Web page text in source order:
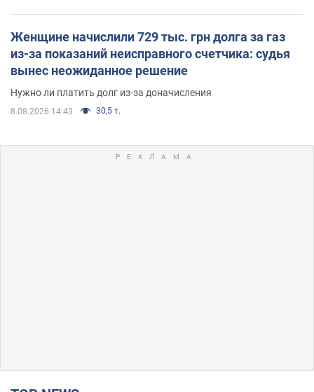
Женщине начислили 729 тыс. грн долга за газ
из-за показаний неисправного счетчика: судья
вынес неожиданное решение
Нужно ли платить долг из-за доначисления
8.08.2026 14:43 30,5 т.